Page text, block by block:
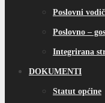
Poslovni vodič
Poslovno –
Integrirana
DOKUMENTI
Statut općine